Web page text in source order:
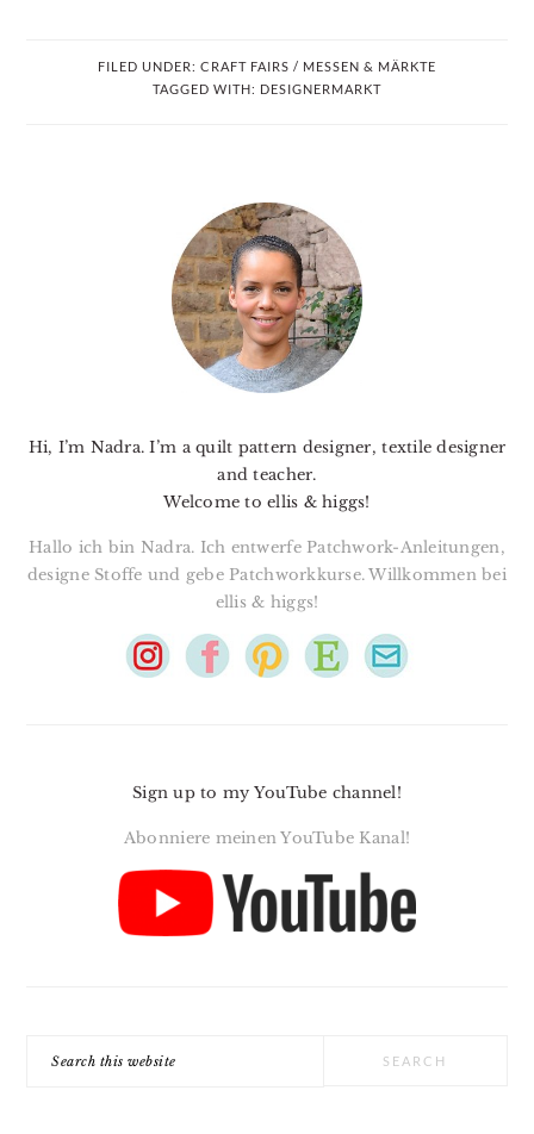
FILED UNDER: CRAFT FAIRS / MESSEN & MÄRKTE
TAGGED WITH: DESIGNERMARKT
Hi, I’m Nadra. I’m a quilt pattern designer, textile designer
and teacher.
Welcome to ellis & higgs!
Hallo ich bin Nadra. Ich entwerfe Patchwork-Anleitungen,
designe Stoffe und gebe Patchworkkurse. Willkommen bei
ellis & higgs!
Sign up to my YouTube channel!
Abonniere meinen YouTube Kanal!